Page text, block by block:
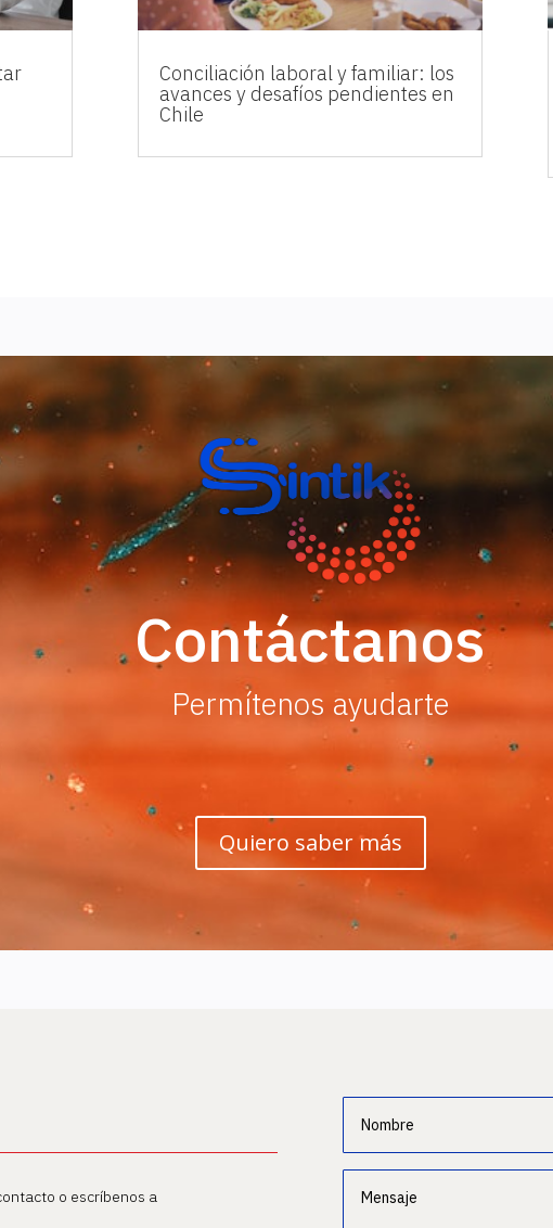
Conciliación laboral y familiar: los
avances y desafíos pendientes en
Chile
Contáctanos
Permítenos ayudarte
Quiero saber más
o escríbenos a